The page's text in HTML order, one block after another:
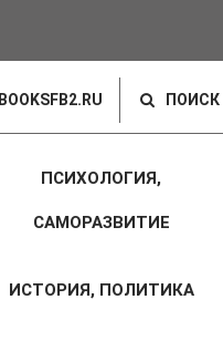
BOOKSFB2.RU ПОИСК
ПСИХОЛОГИЯ,
САМОРАЗВИТИЕ
ИСТОРИЯ, ПОЛИТИКА